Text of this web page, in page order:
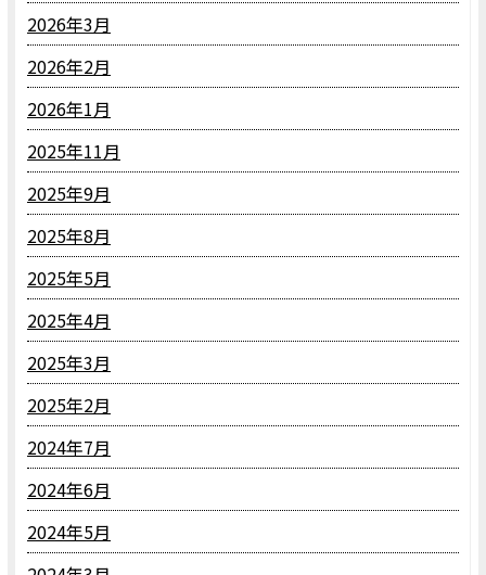
2026年3月
2026年2月
2026年1月
2025年11月
2025年9月
2025年8月
2025年5月
2025年4月
2025年3月
2025年2月
2024年7月
2024年6月
2024年5月